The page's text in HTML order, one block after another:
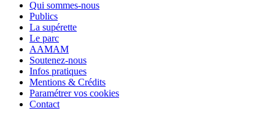
Qui sommes-nous
Publics
La supérette
Le parc
AAMAM
Soutenez-nous
Infos pratiques
Mentions & Crédits
Paramétrer vos cookies
Contact